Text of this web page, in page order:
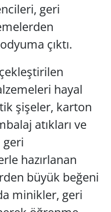
geri
çıktı.
hayal
şişeler, karton
atıkları ve
geri
hazırlanan
büyük beğeni
minikler, geri